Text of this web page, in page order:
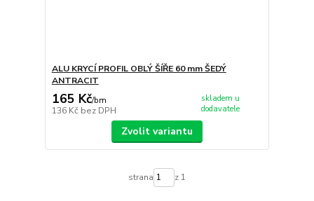
ALU KRYCÍ PROFIL OBLÝ ŠÍŘE 60 mm ŠEDÝ
ANTRACIT
165 Kč/bm
136 Kč bez DPH
skladem u
dodavatele
Zvolit variantu
strana z 1